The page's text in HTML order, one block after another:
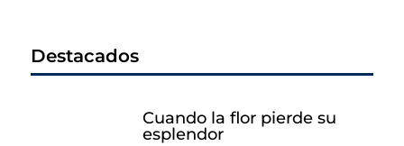
Destacados
Cuando la flor pierde su
esplendor